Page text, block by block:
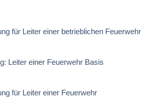
für Leiter einer betrieblichen Feuerwehr
Leiter einer Feuerwehr Basis
für Leiter einer Feuerwehr